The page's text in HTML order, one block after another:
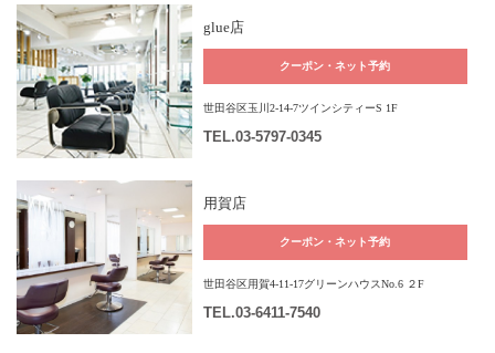
glue店
クーポン・ネット予約
世田谷区玉川2-14-7ツインシティーS 1F
TEL.03-5797-0345
用賀店
クーポン・ネット予約
世田谷区用賀4-11-17グリーンハウスNo.6 ２F
TEL.03-6411-7540